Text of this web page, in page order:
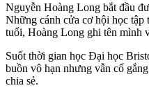
Nguyễn Hoàng Long bắt đầu
Những cánh cửa cơ hội học
tuổi, Hoàng Long ghi tên mình
Suốt thời gian học Đại học
buồn vô hạn nhưng vẫn cố
chia sẻ.